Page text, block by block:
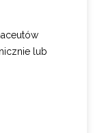
lub